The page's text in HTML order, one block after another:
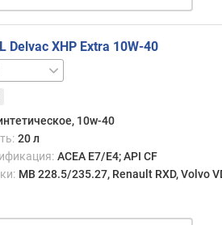
Delvac XHP Extra 10W-40
10w-40
20 л
ACEA E7/E4; API CF
MB 228.5/235.27, Renault RXD, Volvo